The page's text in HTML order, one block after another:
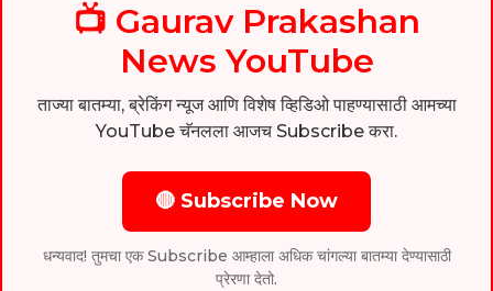
📺 Gaurav Prakashan
News YouTube
ताज्या बातम्या, ब्रेकिंग न्यूज आणि विशेष व्हिडिओ पाहण्यासाठी आमच्या
YouTube चॅनलला आजच Subscribe करा.
🔴 Subscribe Now
धन्यवाद! तुमचा एक Subscribe आम्हाला अधिक चांगल्या बातम्या देण्यासाठी
प्रेरणा देतो.